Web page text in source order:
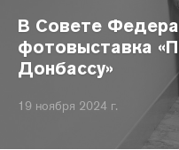
В Совете
фотовыставка
Донбассу»
19 ноября 2024 г.